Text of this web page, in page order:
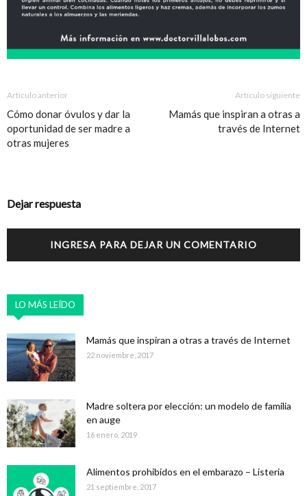
Artículo anterior
Cómo donar óvulos y dar la
oportunidad de ser madre a
otras mujeres
Artículo siguiente
Mamás que inspiran a otras a
través de Internet
Dejar respuesta
INGRESA PARA DEJAR UN COMENTARIO
LO MÁS LEÍDO
Mamás que inspiran a otras a través de Internet
22 noviembre, 2017
Madre soltera por elección: un modelo de familia
en auge
16 enero, 2019
Alimentos prohibidos en el embarazo – Listeria
21 septiembre, 2017